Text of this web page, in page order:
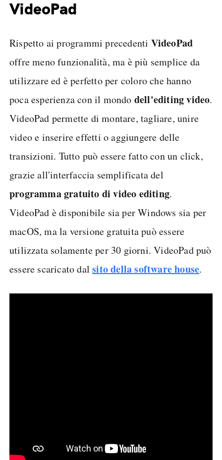
VideoPad
Rispetto ai programmi precedenti VideoPad
offre meno funzionalità, ma è più semplice da
utilizzare ed è perfetto per coloro che hanno
poca esperienza con il mondo dell'editing video.
VideoPad permette di montare, tagliare, unire
video e inserire effetti o aggiungere delle
transizioni. Tutto può essere fatto con un click,
grazie all'interfaccia semplificata del
programma gratuito di video editing.
VideoPad è disponibile sia per Windows sia per
macOS, ma la versione gratuita può essere
utilizzata solamente per 30 giorni. VideoPad può
essere scaricato dalsito della software house.